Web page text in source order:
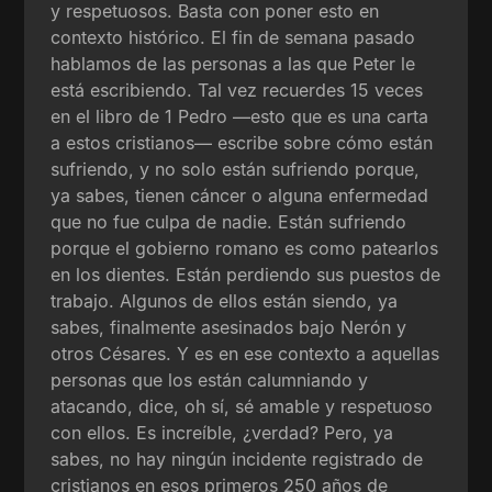
y respetuosos. Basta con poner esto en
contexto histórico. El fin de semana pasado
hablamos de las personas a las que Peter le
está escribiendo. Tal vez recuerdes 15 veces
en el libro de 1 Pedro —esto que es una carta
a estos cristianos— escribe sobre cómo están
sufriendo, y no solo están sufriendo porque,
ya sabes, tienen cáncer o alguna enfermedad
que no fue culpa de nadie. Están sufriendo
porque el gobierno romano es como patearlos
en los dientes. Están perdiendo sus puestos de
trabajo. Algunos de ellos están siendo, ya
sabes, finalmente asesinados bajo Nerón y
otros Césares. Y es en ese contexto a aquellas
personas que los están calumniando y
atacando, dice, oh sí, sé amable y respetuoso
con ellos. Es increíble, ¿verdad? Pero, ya
sabes, no hay ningún incidente registrado de
cristianos en esos primeros 250 años de